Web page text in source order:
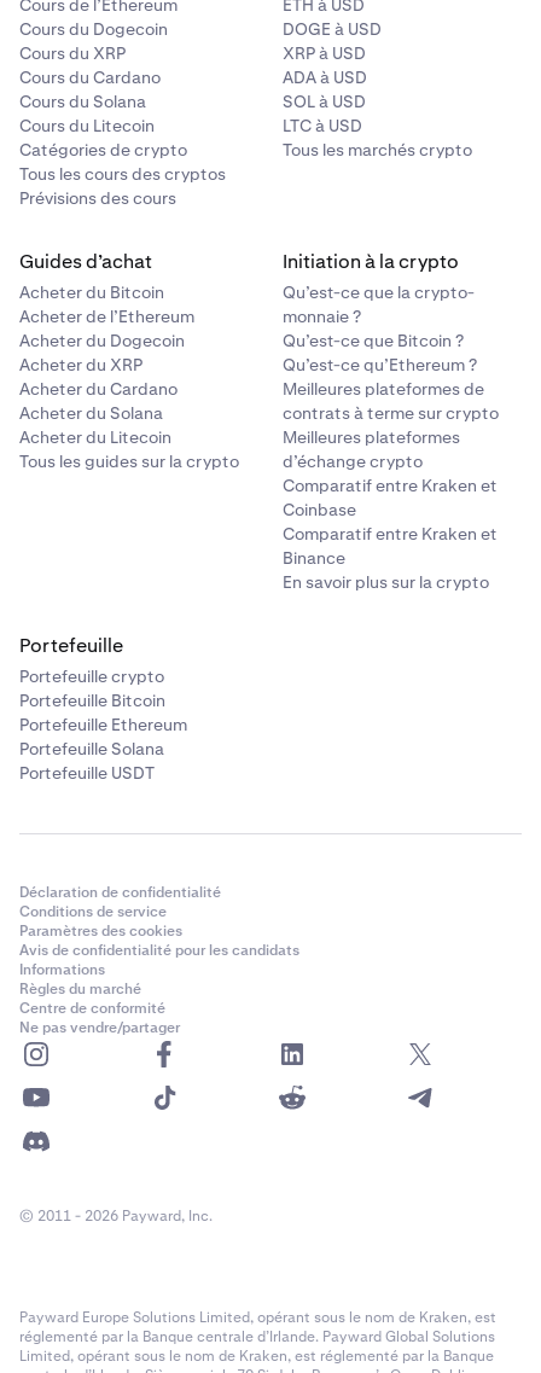
Cours de l’Ethereum
Cours du Dogecoin
Cours du XRP
Cours du Cardano
Cours du Solana
Cours du Litecoin
Catégories de crypto
Tous les cours des cryptos
Prévisions des cours
ETH à USD
DOGE à USD
XRP à USD
ADA à USD
SOL à USD
LTC à USD
Tous les marchés crypto
Guides d’achat
Acheter du Bitcoin
Acheter de l’Ethereum
Acheter du Dogecoin
Acheter du XRP
Acheter du Cardano
Acheter du Solana
Acheter du Litecoin
Tous les guides sur la crypto
Initiation à la crypto
Qu’est-ce que la crypto-
monnaie ?
Qu’est-ce que Bitcoin ?
Qu’est-ce qu’Ethereum ?
Meilleures plateformes de
contrats à terme sur crypto
Meilleures plateformes
d’échange crypto
Comparatif entre Kraken et
Coinbase
Comparatif entre Kraken et
Binance
En savoir plus sur la crypto
Portefeuille
Portefeuille crypto
Portefeuille Bitcoin
Portefeuille Ethereum
Portefeuille Solana
Portefeuille USDT
Déclaration de confidentialité
Conditions de service
Paramètres des cookies
Avis de confidentialité pour les candidats
Informations
Règles du marché
Centre de conformité
Ne pas vendre/partager
© 2011 - 2026 Payward, Inc.
Payward Europe Solutions Limited, opérant sous le nom de Kraken, est
réglementé par la Banque centrale d’Irlande. Payward Global Solutions
Limited, opérant sous le nom de Kraken, est réglementé par la Banque